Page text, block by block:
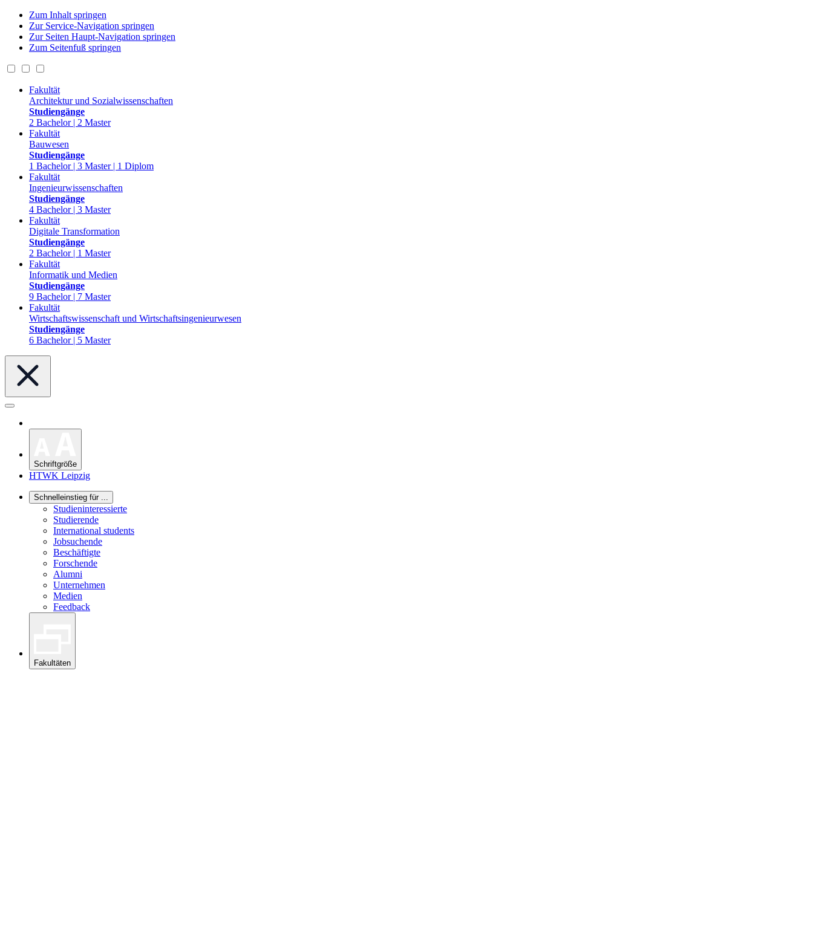
Zum Inhalt springen
Zur Service-Navigation springen
Zur Seiten Haupt-Navigation springen
Zum Seitenfuß springen
Fakultät
Architektur und Sozialwissenschaften
Studiengänge
2 Bachelor | 2 Master
Fakultät
Bauwesen
Studiengänge
1 Bachelor | 3 Master | 1 Diplom
Fakultät
Ingenieurwissenschaften
Studiengänge
4 Bachelor | 3 Master
Fakultät
Digitale Transformation
Studiengänge
2 Bachelor | 1 Master
Fakultät
Informatik und Medien
Studiengänge
9 Bachelor | 7 Master
Fakultät
Wirtschaftswissenschaft und Wirtschaftsingenieurwesen
Studiengänge
6 Bachelor | 5 Master
Schriftgröße
HTWK Leipzig
Schnelleinstieg für ...
Studieninteressierte
Studierende
International students
Jobsuchende
Beschäftigte
Forschende
Alumni
Unternehmen
Medien
Feedback
Fakultäten